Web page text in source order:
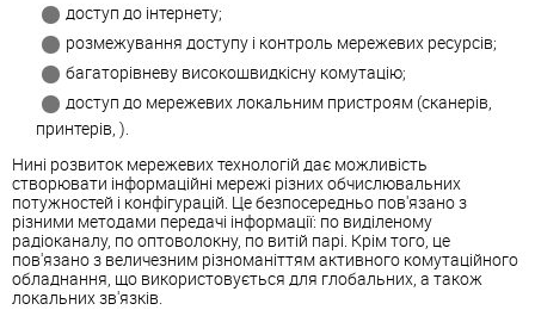
доступ до інтернету;
розмежування доступу і контроль мережевих ресурсів;
багаторівневу високошвидкісну комутацію;
доступ до мережевих локальним пристроям (сканерів,
принтерів, ).
Нині розвиток мережевих технологій дає можливість
створювати інформаційні мережі різних обчислювальних
потужностей і конфігурацій. Це безпосередньо пов'язано з
різними методами передачі інформації: по виділеному
радіоканалу, по оптоволокну, по витій парі. Крім того, це
пов'язано з величезним різноманіттям активного комутаційного
обладнання, що використовується для глобальних, а також
локальних зв'язків.